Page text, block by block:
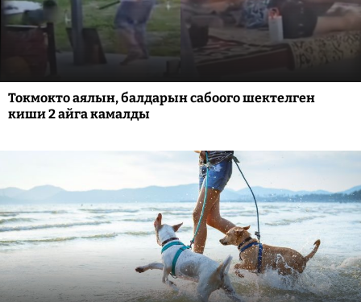
Токмокто аялын, балдарын сабоого шектелген
киши 2 айга камалды